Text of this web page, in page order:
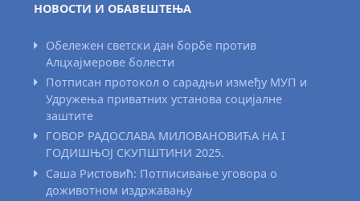
НОВОСТИ И ОБАВЕШТЕЊА
Обележен светски дан борбе против
Алцхајмерове болести
Потписан протокол о сарадњи између МУП и
Удружења приватних установа социјалне
заштите
ГОВОР РАДОСЛАВА МИЛОВАНОВИЋА НА I
ГОДИШЊОЈ СКУПШТИНИ 2025.
Саша Ристовић: Потписивање уговора о
доживотном издржавању